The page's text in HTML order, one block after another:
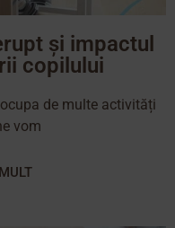
și impactul
copilului
de multe activități
vom